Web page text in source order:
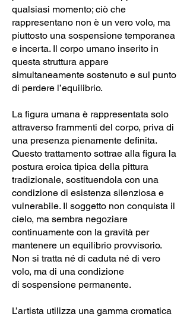
qualsiasi momento; ciò che
rappresentano non è un vero volo, ma
piuttosto una sospensione temporanea
e incerta. Il corpo umano inserito in
questa struttura appare
simultaneamente sostenuto e sul punto
di perdere l’equilibrio.
La figura umana è rappresentata solo
attraverso frammenti del corpo, priva di
una presenza pienamente definita.
Questo trattamento sottrae alla figura la
postura eroica tipica della pittura
tradizionale, sostituendola con una
condizione di esistenza silenziosa e
vulnerabile. Il soggetto non conquista il
cielo, ma sembra negoziare
continuamente con la gravità per
mantenere un equilibrio provvisorio.
Non si tratta né di caduta né di vero
volo, ma di una condizione
di sospensione permanente.
L’artista utilizza una gamma cromatica